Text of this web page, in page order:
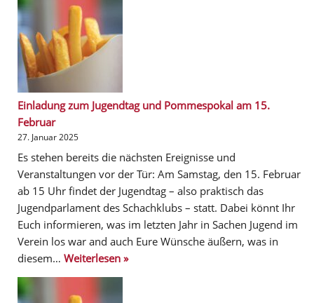
Einladung zum Jugendtag und Pommespokal am 15.
Februar
27. Januar 2025
Es stehen bereits die nächsten Ereignisse und
Veranstaltungen vor der Tür: Am Samstag, den 15. Februar
ab 15 Uhr findet der Jugendtag – also praktisch das
Jugendparlament des Schachklubs – statt. Dabei könnt Ihr
Euch informieren, was im letzten Jahr in Sachen Jugend im
Verein los war and auch Eure Wünsche äußern, was in
diesem… Weiterlesen »